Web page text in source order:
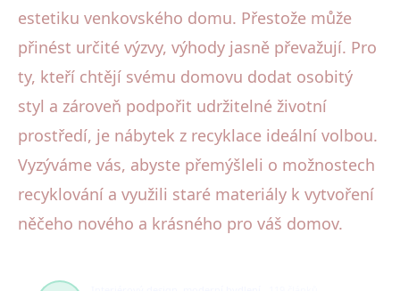
estetiku venkovského domu. Přestože může
přinést určité výzvy, výhody jasně převažují. Pro
ty, kteří chtějí svému domovu dodat osobitý
styl a zároveň podpořit udržitelné životní
prostředí, je nábytek z recyklace ideální volbou.
Vyzýváme vás, abyste přemýšleli o možnostech
recyklování a využili staré materiály k vytvoření
něčeho nového a krásného pro váš domov.